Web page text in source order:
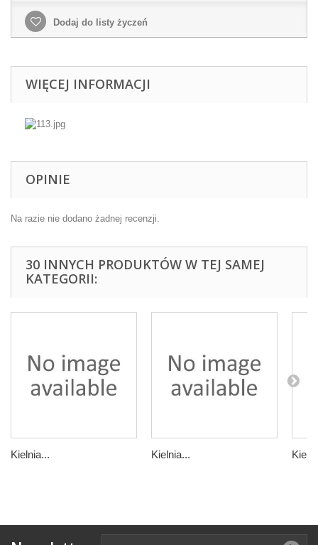
Dodaj do listy życzeń
WIĘCEJ INFORMACJI
OPINIE
Na razie nie dodano żadnej recenzji.
30 INNYCH PRODUKTÓW W TEJ SAMEJ
KATEGORII:
Kielnia... Kielnia...